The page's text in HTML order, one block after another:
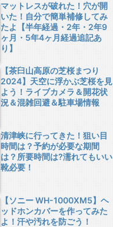
マットレスが破れた！穴が開
いた！自分で簡単補修してみ
たよ【半年経過・2年・2年9
ヶ月・5年4ヶ月経過追記あ
り】
【茶臼山高原の芝桜まつり
2024】天空に浮かぶ芝桜を見
よう！ライブカメラ＆開花状
況＆混雑回避＆駐車場情報
清津峡に行ってきた！狙い目
時間は？予約が必要な期間
は？所要時間は?濡れてもいい
靴必要！
【ソニー WH-1000XM5】ヘ
ッドホンカバーを作ってみた
よ！汗や汚れを防ごう！